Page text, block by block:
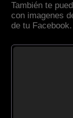
También te
con imagenes
de tu Facebook.